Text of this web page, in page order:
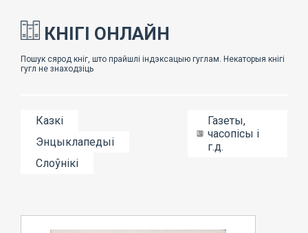
КНІГІ ОНЛАЙН
Казкі
Энцыклапедыі
Слоўнікі
Газеты,
часопісы і
г.д.